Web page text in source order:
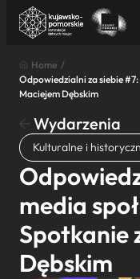
Znajdź atrakcję
Znajdź
Nazwa atrakcji
Miasto
Kategoria
Home /
Odpowiedzialni za siebie
Maciejem Dębskim
Wydarzenia
Kulturalne i
media
Spotkanie
Dębskim